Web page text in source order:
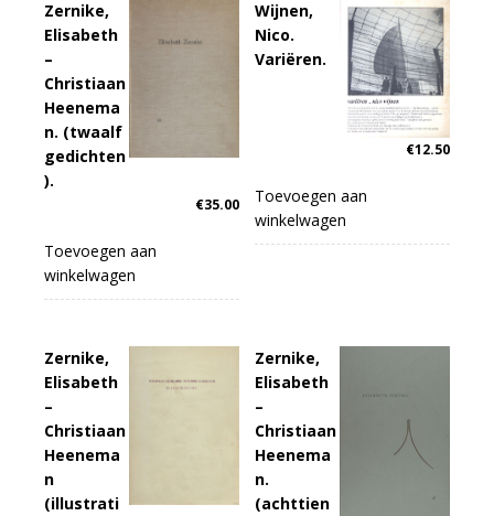
Zernike,
Elisabeth
–
Christiaan
Heenema
n. (twaalf
gedichten
).
€35.00
Toevoegen aan
winkelwagen
Wijnen,
Nico.
Variëren.
€12.50
Toevoegen aan
winkelwagen
Zernike,
Elisabeth
–
Christiaan
Heenema
n
(illustrati
Zernike,
Elisabeth
–
Christiaan
Heenema
n.
(achttien